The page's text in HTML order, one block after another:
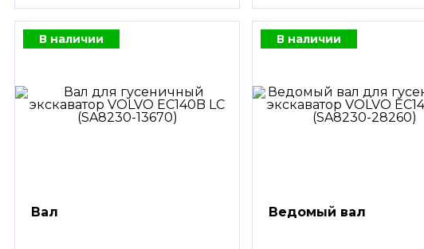
В наличии
Вал
В наличии
Ведомый вал